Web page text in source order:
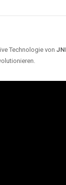
Technologie von